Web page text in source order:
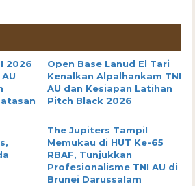
2026
Open Base Lanud El Tari
Kenalkan Alpalhankam TNI
AU dan Kesiapan Latihan
Pitch Black 2026
The Jupiters Tampil
Memukau di HUT Ke-65
RBAF, Tunjukkan
Profesionalisme TNI AU di
Brunei Darussalam